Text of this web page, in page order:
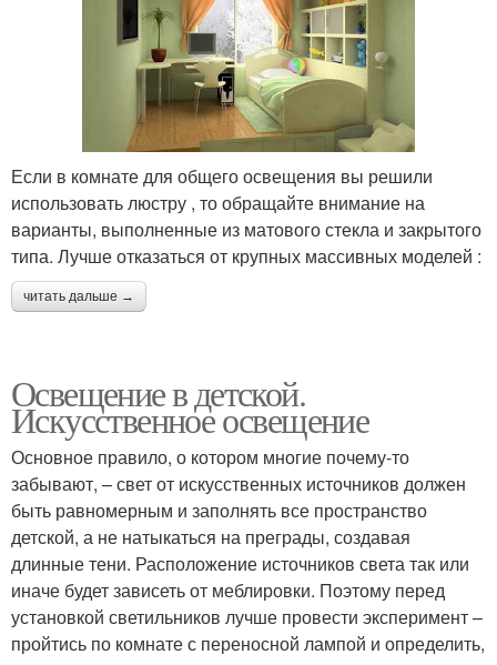
Если в комнате для общего освещения вы решили
использовать люстру , то обращайте внимание на
варианты, выполненные из матового стекла и закрытого
типа. Лучше отказаться от крупных массивных моделей :
читать дальше →
Освещение в детской.
Искусственное освещение
Основное правило, о котором многие почему-то
забывают, – свет от искусственных источников должен
быть равномерным и заполнять все пространство
детской, а не натыкаться на преграды, создавая
длинные тени. Расположение источников света так или
иначе будет зависеть от меблировки. Поэтому перед
установкой светильников лучше провести эксперимент –
пройтись по комнате с переносной лампой и определить,